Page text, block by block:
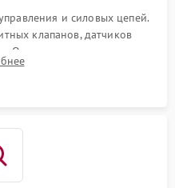
и силовых цепей.
клапанов, датчиков
Оценка степени износа
колец гидросистемы